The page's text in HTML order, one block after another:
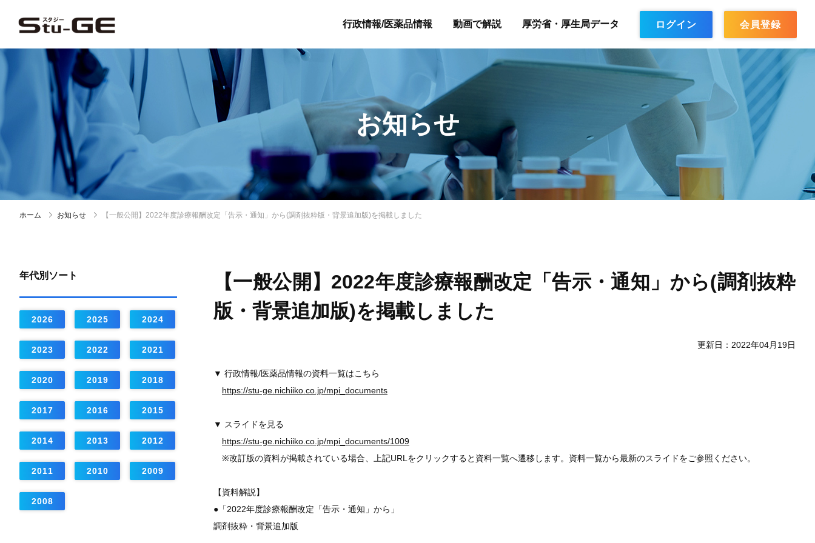
行政情報/医薬品情報 動画で解説 厚労省・厚生局データ ログイン 会員登録
お知らせ
ホーム お知らせ 【一般公開】2022年度診療報酬改定「告示・通知」から(調剤抜粋版・背景追加版)を掲載しました
【一般公開】2022年度診療報酬改定「告示・通知」から(調剤抜粋
版・背景追加版)を掲載しました
更新日：2022年04月19日
▼ 行政情報/医薬品情報の資料一覧はこちら
https://stu-ge.nichiiko.co.jp/mpi_documents
▼ スライドを見る
https://stu-ge.nichiiko.co.jp/mpi_documents/1009
※改訂版の資料が掲載されている場合、上記URLをクリックすると資料一覧へ遷移します。資料一覧から最新のスライドをご参照ください。
【資料解説】
●「2022年度診療報酬改定「告示・通知」から」
調剤抜粋・背景追加版
年代別ソート
2026 2025 2024
2023 2022 2021
2020 2019 2018
2017 2016 2015
2014 2013 2012
2011 2010 2009
2008